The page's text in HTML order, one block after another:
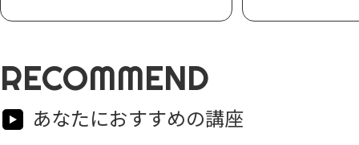
RECOMMEND
あなたにおすすめの講座